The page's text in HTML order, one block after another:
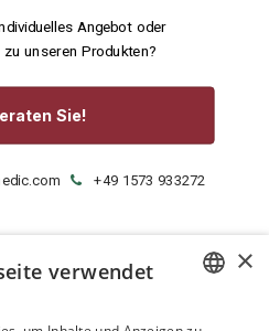
Angebot oder
zu unseren Produkten?
Sie!
+49 1573 933272
×
verwendet